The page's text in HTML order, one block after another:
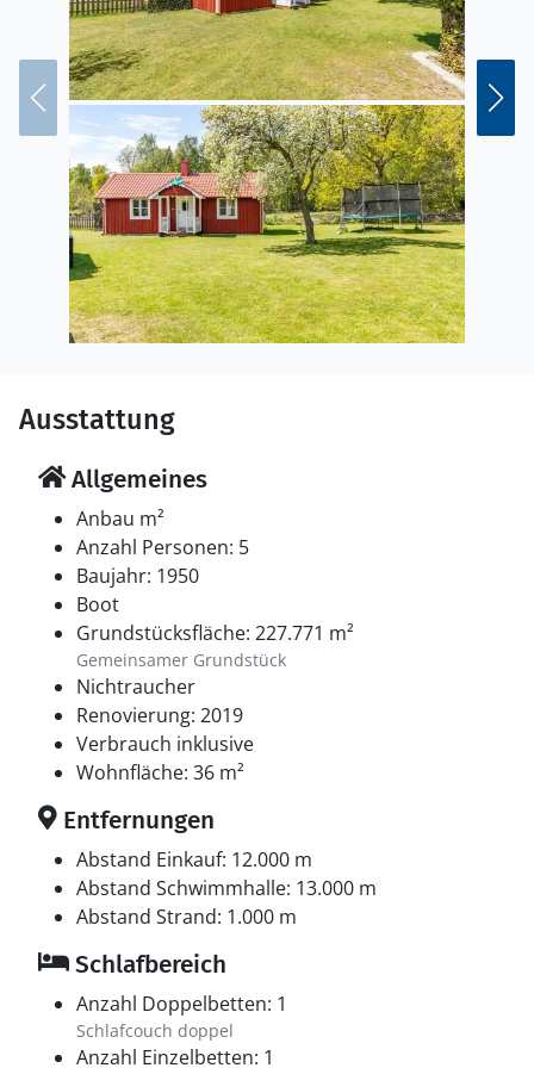
Ausstattung
Allgemeines
Anbau m²
Anzahl Personen: 5
Baujahr: 1950
Boot
Grundstücksfläche: 227.771 m²
Gemeinsamer Grundstück
Nichtraucher
Renovierung: 2019
Verbrauch inklusive
Wohnfläche: 36 m²
Entfernungen
Abstand Einkauf: 12.000 m
Abstand Schwimmhalle: 13.000 m
Abstand Strand: 1.000 m
Schlafbereich
Anzahl Doppelbetten: 1
Schlafcouch doppel
Anzahl Einzelbetten: 1